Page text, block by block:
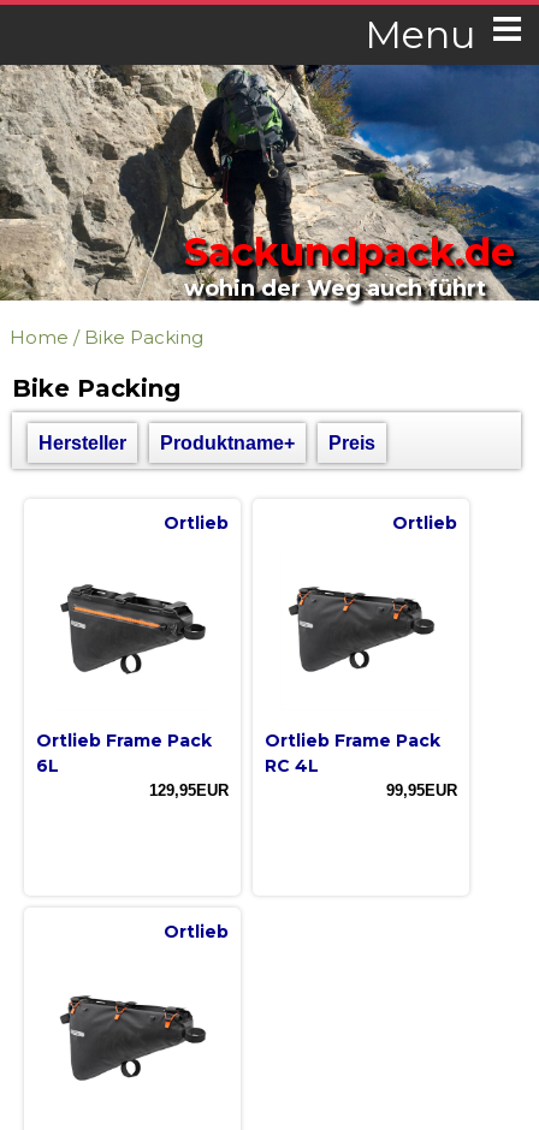
Menu
Sackundpack.de
wohin der Weg auch führt
Home / Bike Packing
Bike Packing
Hersteller Produktname+ Preis
Ortlieb
Ortlieb Frame Pack
6L
129,95EUR
Ortlieb
Ortlieb Frame Pack
RC 4L
99,95EUR
Ortlieb